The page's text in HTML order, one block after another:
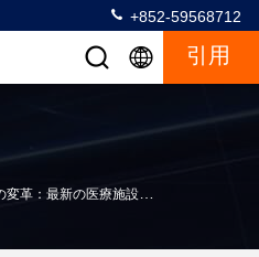
+852-59568712
引用
設におけるセルフサービスキオスクの役割